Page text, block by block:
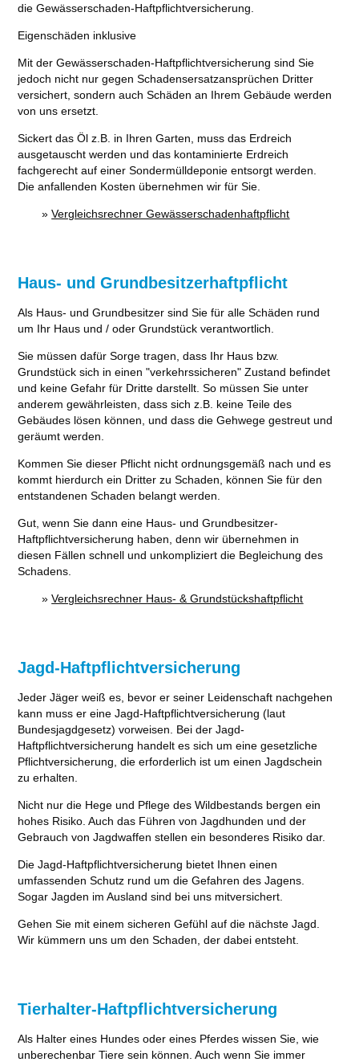
die Gewässerschaden-Haftpflichtversicherung.
Eigenschäden inklusive
Mit der Gewässerschaden-Haftpflichtversicherung sind Sie
jedoch nicht nur gegen Schadensersatzansprüchen Dritter
versichert, sondern auch Schäden an Ihrem Gebäude werden
von uns ersetzt.
Sickert das Öl z.B. in Ihren Garten, muss das Erdreich
ausgetauscht werden und das kontaminierte Erdreich
fachgerecht auf einer Sondermülldeponie entsorgt werden.
Die anfallenden Kosten übernehmen wir für Sie.
»Vergleichsrechner Gewässerschadenhaftpflicht
Haus- und Grundbesitzerhaftpflicht
Als Haus- und Grundbesitzer sind Sie für alle Schäden rund
um Ihr Haus und / oder Grundstück verantwortlich.
Sie müssen dafür Sorge tragen, dass Ihr Haus bzw.
Grundstück sich in einen "verkehrssicheren" Zustand befindet
und keine Gefahr für Dritte darstellt. So müssen Sie unter
anderem gewährleisten, dass sich z.B. keine Teile des
Gebäudes lösen können, und dass die Gehwege gestreut und
geräumt werden.
Kommen Sie dieser Pflicht nicht ordnungsgemäß nach und es
kommt hierdurch ein Dritter zu Schaden, können Sie für den
entstandenen Schaden belangt werden.
Gut, wenn Sie dann eine Haus- und Grundbesitzer-
Haftpflichtversicherung haben, denn wir übernehmen in
diesen Fällen schnell und unkompliziert die Begleichung des
Schadens.
»Vergleichsrechner Haus- & Grundstückshaftpflicht
Jagd-Haftpflichtversicherung
Jeder Jäger weiß es, bevor er seiner Leidenschaft nachgehen
kann muss er eine Jagd-Haftpflichtversicherung (laut
Bundesjagdgesetz) vorweisen. Bei der Jagd-
Haftpflichtversicherung handelt es sich um eine gesetzliche
Pflichtversicherung, die erforderlich ist um einen Jagdschein
zu erhalten.
Nicht nur die Hege und Pflege des Wildbestands bergen ein
hohes Risiko. Auch das Führen von Jagdhunden und der
Gebrauch von Jagdwaffen stellen ein besonderes Risiko dar.
Die Jagd-Haftpflichtversicherung bietet Ihnen einen
umfassenden Schutz rund um die Gefahren des Jagens.
Sogar Jagden im Ausland sind bei uns mitversichert.
Gehen Sie mit einem sicheren Gefühl auf die nächste Jagd.
Wir kümmern uns um den Schaden, der dabei entsteht.
Tierhalter-Haftpflichtversicherung
Als Halter eines Hundes oder eines Pferdes wissen Sie, wie
unberechenbar Tiere sein können. Auch wenn Sie immer